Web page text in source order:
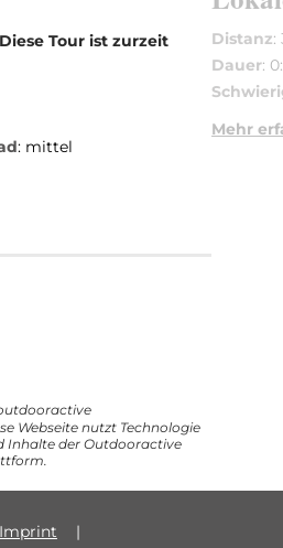
Tour ist zurzeit
: mittel
Distanz:
Dauer:
Mehr
Webseite nutzt Technologie
Inhalte der Outdooractive
Imprint